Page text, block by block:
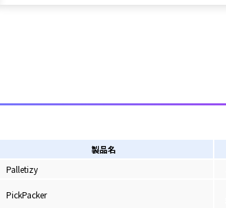
製品名
Palletizy
PickPacker